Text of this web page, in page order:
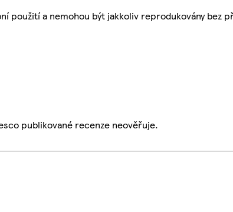
použití a nemohou být jakkoliv reprodukovány bez
publikované recenze neověřuje.